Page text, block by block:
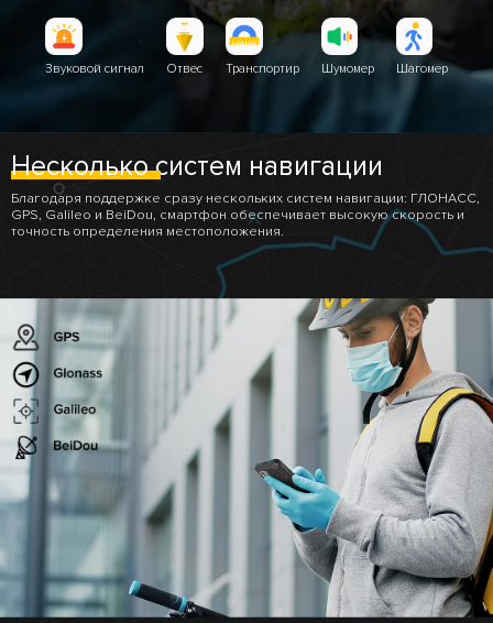
Звуковой сигнал Отвес Транспортир Шумомер Шагомер
Несколькосистем навигации
Благодаря поддержке сразу нескольких систем навигации: ГЛОНАСС,
GPS, Galileo и BeiDou, смартфон обеспечивает высокую скорость и
точность определения местоположения.